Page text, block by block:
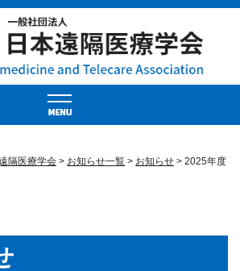
隔医療学会 > お知らせ一覧 > お知らせ > 2025年度